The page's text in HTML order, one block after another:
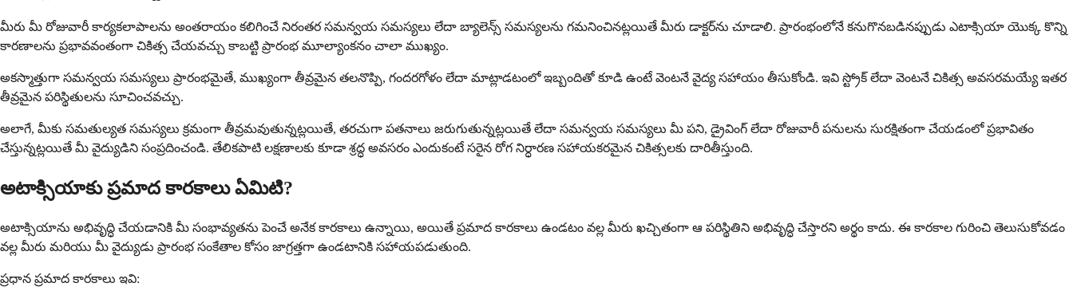
మీరు మీ రోజువారీ కార్యకలాపాలను అంతరాయం కలిగించే నిరంతర సమన్వయ సమస్యలు లేదా బ్యాలెన్స్ సమస్యలను గమనించినట్లయితే మీరు డాక్టర్‌ను చూడాలి. ప్రారంభంలోనే కనుగొనబడినప్పుడు ఎటాక్సియా యొక్క కొన్ని
కారణాలను ప్రభావవంతంగా చికిత్స చేయవచ్చు కాబట్టి ప్రారంభ మూల్యాంకనం చాలా ముఖ్యం.
అకస్మాత్తుగా సమన్వయ సమస్యలు ప్రారంభమైతే, ముఖ్యంగా తీవ్రమైన తలనొప్పి, గందరగోళం లేదా మాట్లాడటంలో ఇబ్బందితో కూడి ఉంటే వెంటనే వైద్య సహాయం తీసుకోండి. ఇవి స్ట్రోక్ లేదా వెంటనే చికిత్స అవసరమయ్యే ఇతర
తీవ్రమైన పరిస్థితులను సూచించవచ్చు.
అలాగే, మీకు సమతుల్యత సమస్యలు క్రమంగా తీవ్రమవుతున్నట్లయితే, తరచుగా పతనాలు జరుగుతున్నట్లయితే లేదా సమన్వయ సమస్యలు మీ పని, డ్రైవింగ్ లేదా రోజువారీ పనులను సురక్షితంగా చేయడంలో ప్రభావితం
చేస్తున్నట్లయితే మీ వైద్యుడిని సంప్రదించండి. తేలికపాటి లక్షణాలకు కూడా శ్రద్ధ అవసరం ఎందుకంటే సరైన రోగ నిర్ధారణ సహాయకరమైన చికిత్సలకు దారితీస్తుంది.
అటాక్సియాకు ప్రమాద కారకాలు ఏమిటి?
అటాక్సియాను అభివృద్ధి చేయడానికి మీ సంభావ్యతను పెంచే అనేక కారకాలు ఉన్నాయి, అయితే ప్రమాద కారకాలు ఉండటం వల్ల మీరు ఖచ్చితంగా ఆ పరిస్థితిని అభివృద్ధి చేస్తారని అర్థం కాదు. ఈ కారకాల గురించి తెలుసుకోవడం
వల్ల మీరు మరియు మీ వైద్యుడు ప్రారంభ సంకేతాల కోసం జాగ్రత్తగా ఉండటానికి సహాయపడుతుంది.
ప్రధాన ప్రమాద కారకాలు ఇవి: